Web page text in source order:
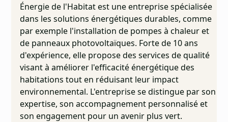
Énergie de l'Habitat est une entreprise spécialisée
dans les solutions énergétiques durables, comme
par exemple l'installation de pompes à chaleur et
de panneaux photovoltaïques. Forte de 10 ans
d'expérience, elle propose des services de qualité
visant à améliorer l'efficacité énergétique des
habitations tout en réduisant leur impact
environnemental. L'entreprise se distingue par son
expertise, son accompagnement personnalisé et
son engagement pour un avenir plus vert.